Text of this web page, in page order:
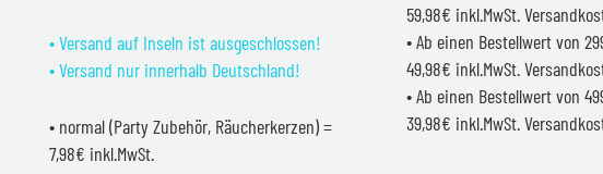
• Versand auf Inseln ist ausgeschlossen!
• Versand nur innerhalb Deutschland!
• normal (Party Zubehör, Räucherkerzen) =
7,98€ inkl.MwSt.
59,98€ inkl.MwSt.
• Ab einen Bestellwert von
49,98€ inkl.MwSt.
• Ab einen Bestellwert von
39,98€ inkl.MwSt.